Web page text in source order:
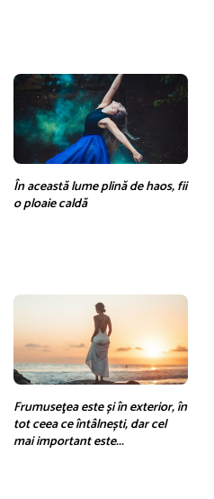
În această lume plină de haos, fii
o ploaie caldă
Frumuseţea este și în exterior, în
tot ceea ce întâlnești, dar cel
mai important este...